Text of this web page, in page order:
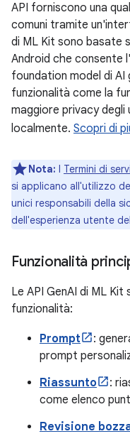
API forniscono una
comuni tramite
di ML Kit sono basate
Android che consente
foundation model di
funzionalità come la
maggiore privacy
localmente. Scopri di
Nota: I Termini di
si applicano all'utilizzo
unici responsabili della
dell'esperienza utente
Funzionalità
Le API GenAI di ML
funzionalità:
Prompt
:
prompt
Riassunto
:
come elenco
Revisione